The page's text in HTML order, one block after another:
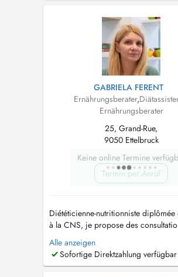
GABRIELA FERENT
Ernährungsberater,
Ernährungsberater
25, Grand-Rue,
9050 Ettelbruck
Keine online Termine
Termin per Anruf
Diététicienne-nutritionniste diplômée
à la CNS, je propose des
nutritionnelles personnalisées à
Ville, Ettelbruck et Insenborn, ainsi
téléconsultation pour le suivi. Forte
Alle anzeigen
Sofortige Direktzahlung verfügbar